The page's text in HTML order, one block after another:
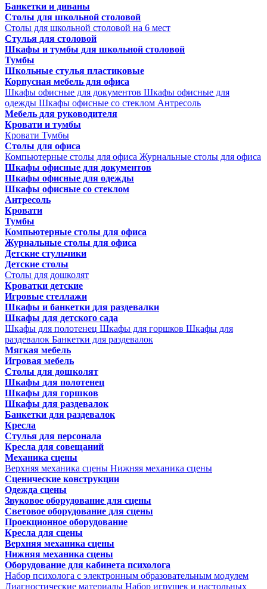
Банкетки и диваны
Столы для школьной столовой
Столы для школьной столовой на 6 мест
Стулья для столовой
Шкафы и тумбы для школьной столовой
Тумбы
Школьные стулья пластиковые
Корпусная мебель для офиса
Шкафы офисные для документов Шкафы офисные для
одежды Шкафы офисные со стеклом Антресоль
Мебель для руководителя
Кровати и тумбы
Кровати Тумбы
Столы для офиса
Компьютерные столы для офиса Журнальные столы для офиса
Шкафы офисные для документов
Шкафы офисные для одежды
Шкафы офисные со стеклом
Антресоль
Кровати
Тумбы
Компьютерные столы для офиса
Журнальные столы для офиса
Детские стульчики
Детские столы
Столы для дошколят
Кроватки детские
Игровые стеллажи
Шкафы и банкетки для раздевалки
Шкафы для детского сада
Шкафы для полотенец Шкафы для горшков Шкафы для
раздевалок Банкетки для раздевалок
Мягкая мебель
Игровая мебель
Столы для дошколят
Шкафы для полотенец
Шкафы для горшков
Шкафы для раздевалок
Банкетки для раздевалок
Кресла
Стулья для персонала
Кресла для совещаний
Механика сцены
Верхняя механика сцены Нижняя механика сцены
Сценические конструкции
Одежда сцены
Звуковое оборудование для сцены
Световое оборудование для сцены
Проекционное оборудование
Кресла для сцены
Верхняя механика сцены
Нижняя механика сцены
Оборудование для кабинета психолога
Набор психолога с электронным образовательным модулем
Диагностические материалы Набор игрушек и настольных